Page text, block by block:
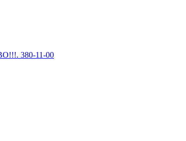
380-11-00